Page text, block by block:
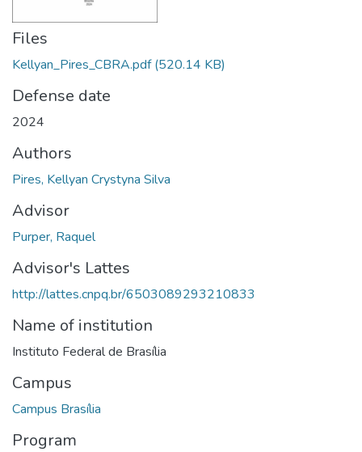
Files
Kellyan_Pires_CBRA.pdf(520.14 KB)
Defense date
2024
Authors
Pires, Kellyan Crystyna Silva
Advisor
Purper, Raquel
Advisor's Lattes
http://lattes.cnpq.br/6503089293210833
Name of institution
Instituto Federal de Brasília
Campus
Campus Brasília
Program